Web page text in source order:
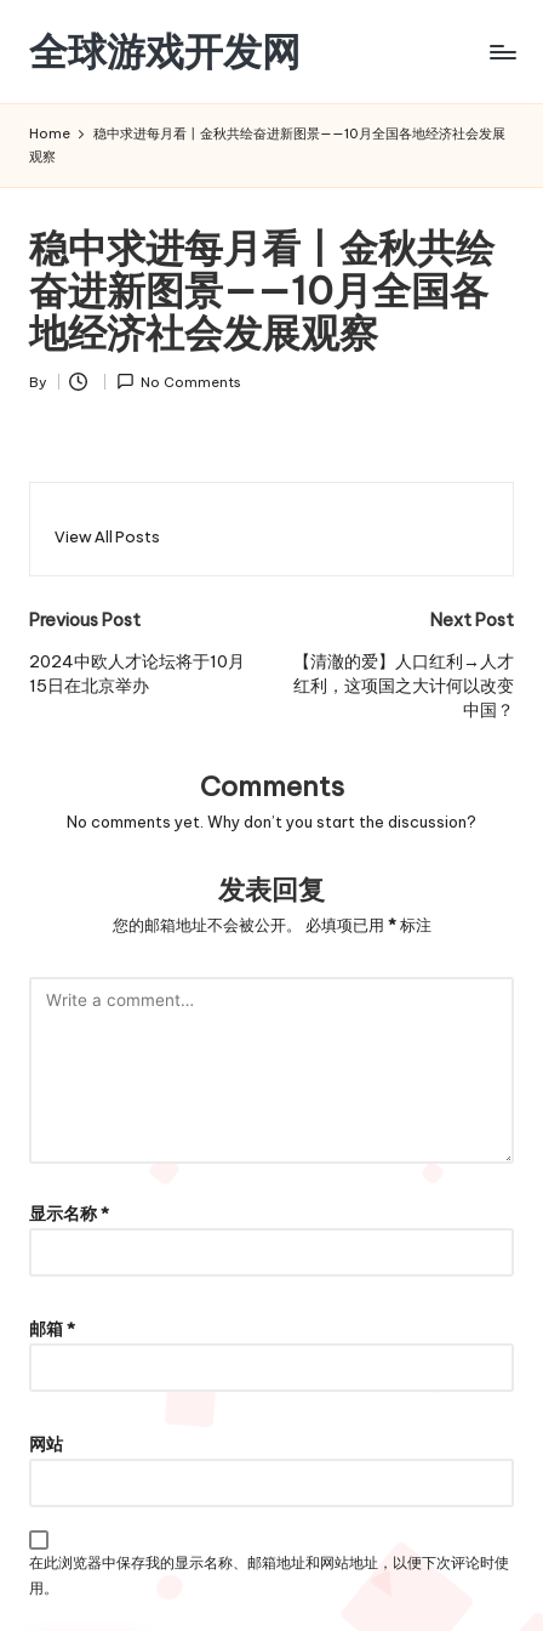
Skip
content
全球游戏开发网
Home
稳中求进每月看丨金秋共绘奋进新图景——10月全国各地经济社会发展
观察
稳中求进每月看丨金秋共绘
奋进新图景——10月全国各
地经济社会发展观察
Posted
By No Comments
View All Posts
Post
navigation
Previous Post
2024中欧人才论坛将于10月
15日在北京举办
Next Post
【清澈的爱】人口红利→人才
红利，这项国之大计何以改变
中国？
Comments
No comments yet. Why don’t you start the discussion?
发表回复
您的邮箱地址不会被公开。 必填项已用 *标注
显示名称*
邮箱*
网站
在此浏览器中保存我的显示名称、邮箱地址和网站地址，以便下次评论时使
用。